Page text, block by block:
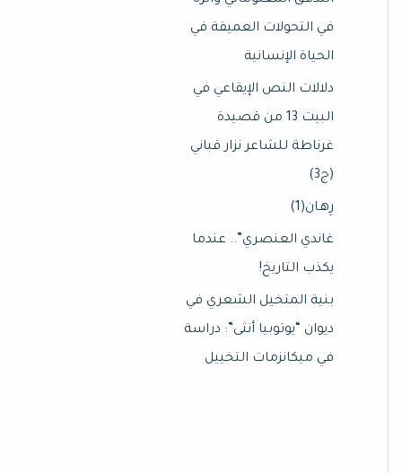
في التحولات العميقة في
الحياة الإنسانية
دلالات النص الإيقاعي في
البيت 13 من قصيدة
غرناطة للشاعر نزار قباني
(ج3)
رِهـان(1)
غاندي العنصري”.. عندما
يكذب التاريخ!
بنية المتخيل الشعري في
ديوان “يوتوبيا أنثى”: دراسة
في ميكانزمات التخييل